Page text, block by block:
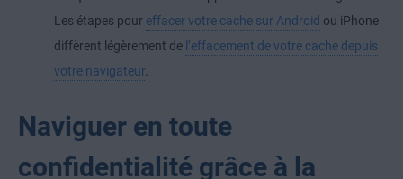
Les étapes pour effacer votre cache sur Android ou iPhone
diffèrent légèrement de l’effacement de votre cache depuis
votre navigateur
Naviguer en toute
confidentialité grâce à la